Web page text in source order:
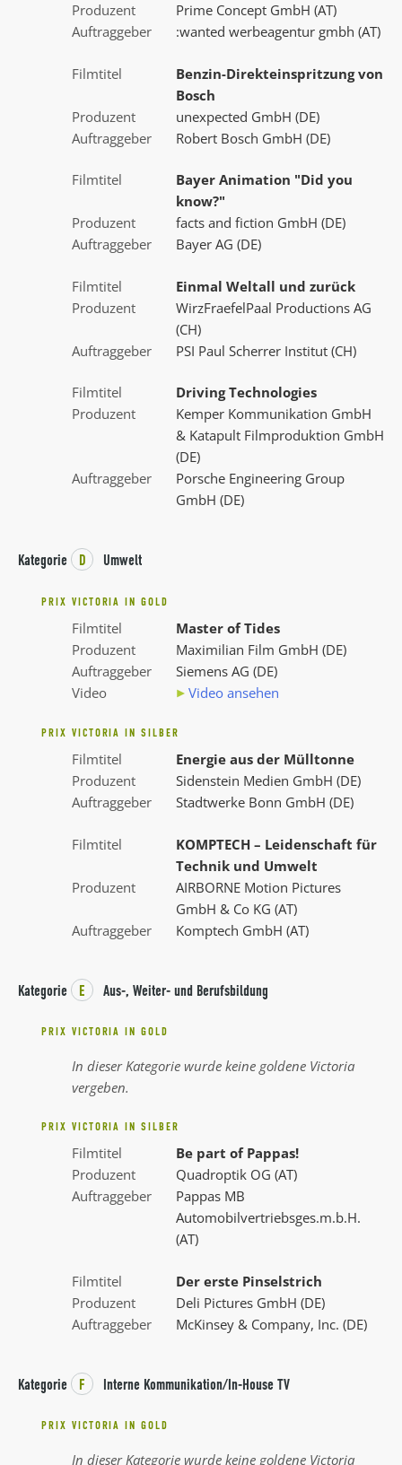
Produzent
Prime Concept GmbH (AT)
Auftraggeber
:wanted werbeagentur gmbh (AT)
Filmtitel
Benzin-Direkteinspritzung von
Bosch
Produzent
unexpected GmbH (DE)
Auftraggeber
Robert Bosch GmbH (DE)
Filmtitel
Bayer Animation "Did you
know?"
Produzent
facts and fiction GmbH (DE)
Auftraggeber
Bayer AG (DE)
Filmtitel
Einmal Weltall und zurück
Produzent
WirzFraefelPaal Productions AG
(CH)
Auftraggeber
PSI Paul Scherrer Institut (CH)
Filmtitel
Driving Technologies
Produzent
Kemper Kommunikation GmbH
& Katapult Filmproduktion GmbH
(DE)
Auftraggeber
Porsche Engineering Group
GmbH (DE)
Kategorie D Umwelt
PRIX VICTORIA IN GOLD
Filmtitel
Master of Tides
Produzent
Maximilian Film GmbH (DE)
Auftraggeber
Siemens AG (DE)
Video
Video ansehen
PRIX VICTORIA IN SILBER
Filmtitel
Energie aus der Mülltonne
Produzent
Sidenstein Medien GmbH (DE)
Auftraggeber
Stadtwerke Bonn GmbH (DE)
Filmtitel
KOMPTECH – Leidenschaft für
Technik und Umwelt
Produzent
AIRBORNE Motion Pictures
GmbH & Co KG (AT)
Auftraggeber
Komptech GmbH (AT)
Kategorie E Aus-, Weiter- und Berufsbildung
PRIX VICTORIA IN GOLD
In dieser Kategorie wurde keine goldene Victoria
vergeben.
PRIX VICTORIA IN SILBER
Filmtitel
Be part of Pappas!
Produzent
Quadroptik OG (AT)
Auftraggeber
Pappas MB
Automobilvertriebsges.m.b.H.
(AT)
Filmtitel
Der erste Pinselstrich
Produzent
Deli Pictures GmbH (DE)
Auftraggeber
McKinsey & Company, Inc. (DE)
Kategorie F Interne Kommunikation/In-House TV
PRIX VICTORIA IN GOLD
In dieser Kategorie wurde keine goldene Victoria